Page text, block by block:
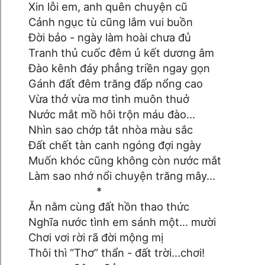
Xin lỗi em, anh quên chuyện cũ
Cảnh ngục tù cũng lắm vui buồn
Đời bảo - ngày làm hoài chưa đủ
Tranh thủ cuốc đêm ủ kết dương âm
Đào kênh đáy phẳng triền ngay gọn
Gánh đất đêm trăng đấp nổng cao
Vừa thở vừa mơ tình muôn thuở
Nước mắt mồ hôi trộn máu đào…
Nhìn sao chớp tắt nhòa màu sắc
Đất chết tàn canh ngóng đợi ngày
Muốn khóc cũng không còn nước mắt
Làm sao nhớ nổi chuyện trăng mây…
*
Ăn nằm cùng đất hồn thao thức
Nghĩa nước tình em sánh một… mười
Chơi vơi rời rã đời mộng mị
Thôi thì “Thơ” thẩn - đất trời…chơi!